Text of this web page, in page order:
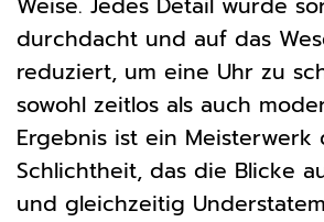
Weise. Jedes Detail wurde
durchdacht und auf das
reduziert, um eine Uhr zu
sowohl zeitlos als auch
Ergebnis ist ein Meisterwerk
Schlichtheit, das die Blicke
und gleichzeitig